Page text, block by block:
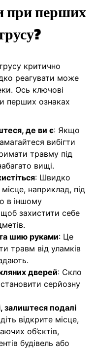
при перших
критично
реагувати може
Ось ключові
перших ознаках
де ви є: Якщо
вибігти
травму під
вищі.
: Швидко
наприклад, під
в іншому
захистити себе
шию руками: Це
травм від уламків
дверей: Скло
серйозну
залиштеся подалі
відкрите місце,
об’єктів,
будівель або